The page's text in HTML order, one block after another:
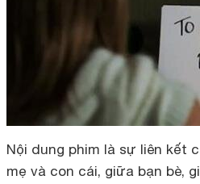
Nội dung phim là sự liên kết
mẹ và con cái, giữa bạn bè,